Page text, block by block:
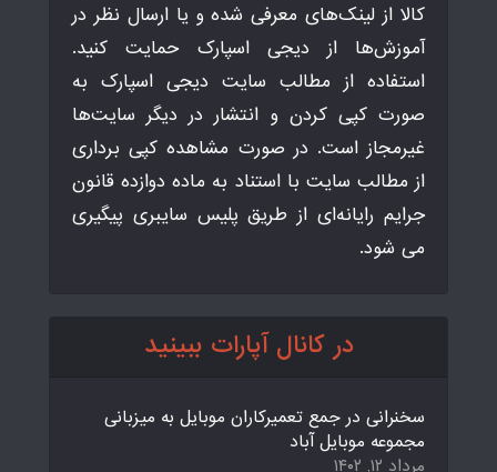
کالا از لینک‌های معرفی شده و یا ارسال نظر در
آموزش‌ها از دیجی اسپارک حمایت کنید.
استفاده از مطالب سایت دیجی اسپارک به
صورت کپی کردن و انتشار در دیگر سایت‌ها
غیرمجاز است. در صورت مشاهده کپی برداری
از مطالب سایت با استناد به ماده دوازده قانون
جرایم رایانه‌ای از طریق پلیس سایبری پیگیری
می شود.
در کانال آپارات ببینید
سخنرانی در جمع تعمیرکاران موبایل به میزبانی
مجموعه موبایل آباد